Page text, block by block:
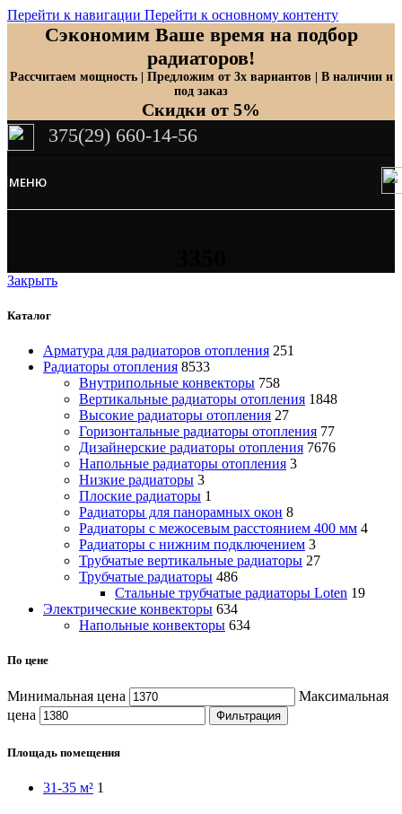
Перейти к навигации Перейти к основному контенту
Сэкономим Ваше время на подбор
радиаторов!
Рассчитаем мощность | Предложим от 3х вариантов | В наличии и
под заказ
Скидки от 5%
375(29) 660-14-56
МЕНЮ
Закрыть
Каталог
Арматура для радиаторов отопления 251
Радиаторы отопления 8533
Внутрипольные конвекторы 758
Вертикальные радиаторы отопления 1848
Высокие радиаторы отопления 27
Горизонтальные радиаторы отопления 77
Дизайнерские радиаторы отопления 7676
Напольные радиаторы отопления 3
Низкие радиаторы 3
Плоские радиаторы 1
Радиаторы для панорамных окон 8
Радиаторы с межосевым расстоянием 400 мм 4
Радиаторы с нижним подключением 3
Трубчатые вертикальные радиаторы 27
Трубчатые радиаторы 486
Cтальные трубчатые радиаторы Loten 19
Электрические конвекторы 634
Напольные конвекторы 634
По цене
Минимальная цена
Максимальная
цена
Фильтрация
Площадь помещения
31-35 м² 1